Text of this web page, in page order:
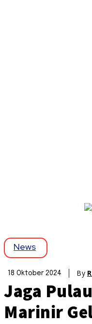
News
18 Oktober 2024 By
Jaga
Marinir